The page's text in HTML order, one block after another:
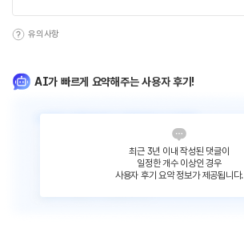
유의사항
AI가 빠르게 요약해주는 사용자 후기!
최근 3년 이내 작성된 댓글이
일정한 개수 이상인 경우
사용자 후기 요약 정보가 제공됩니다.